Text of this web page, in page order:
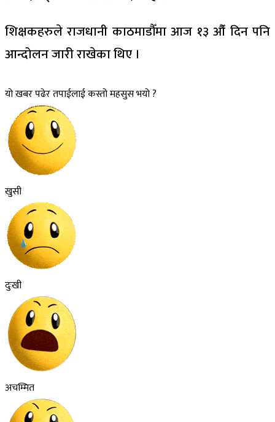
शिक्षकहरुले राजधानी काठमाडौँमा आज १३ औँ दिन पनि
आन्दोलन जारी राखेका थिए ।
यो खबर पढेर तपाईलाई कस्तो महसुस भयो ?
खुसी
दुःखी
अचम्मित